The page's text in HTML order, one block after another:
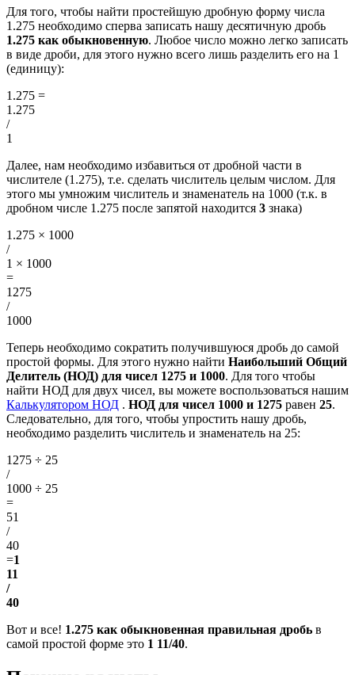
Для того, чтобы найти простейшую дробную форму числа
1.275 необходимо сперва записать нашу десятичную дробь
1.275 как обыкновенную. Любое число можно легко записать
в виде дроби, для этого нужно всего лишь разделить его на 1
(единицу):
1.275 =
1.275
/
1
Далее, нам необходимо избавиться от дробной части в
числителе (1.275), т.е. сделать числитель целым числом. Для
этого мы умножим числитель и знаменатель на 1000 (т.к. в
дробном числе 1.275 после запятой находится 3 знака)
1.275 × 1000
/
1 × 1000
=
1275
/
1000
Теперь необходимо сократить получившуюся дробь до самой
простой формы. Для этого нужно найти Наибольший Общий
Делитель (НОД) для чисел 1275 и 1000. Для того чтобы
найти НОД для двух чисел, вы можете воспользоваться нашим
Калькулятором НОД . НОД для чисел 1000 и 1275 равен 25.
Следовательно, для того, чтобы упростить нашу дробь,
необходимо разделить числитель и знаменатель на 25:
1275 ÷ 25
/
1000 ÷ 25
=
51
/
40
=1
11
/
40
Вот и все! 1.275 как обыкновенная правильная дробь в
самой простой форме это 1 11/40.